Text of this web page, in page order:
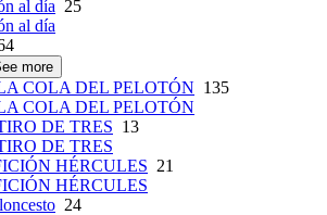
al día 25
al día
more
COLA DEL PELOTÓN 135
COLA DEL PELOTÓN
DE TRES 13
DE TRES
HÉRCULES 21
HÉRCULES
24